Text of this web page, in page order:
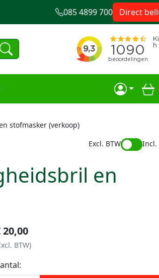
085 4899 700 Direct
stofmasker (verkoop)
Excl. BTW
Incl.
en
20,00
BTW)